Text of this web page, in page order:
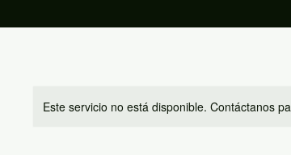
Este servicio no está disponible. Contáctanos